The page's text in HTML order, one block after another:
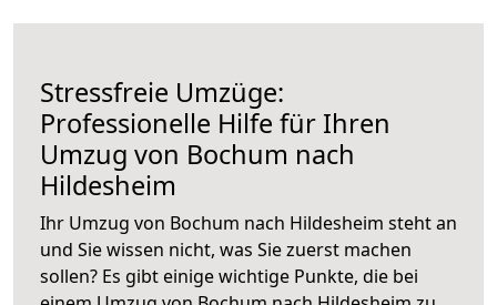
Stressfreie Umzüge:
Professionelle Hilfe für Ihren
Umzug von Bochum nach
Hildesheim
Ihr Umzug von Bochum nach Hildesheim steht an
und Sie wissen nicht, was Sie zuerst machen
sollen? Es gibt einige wichtige Punkte, die bei